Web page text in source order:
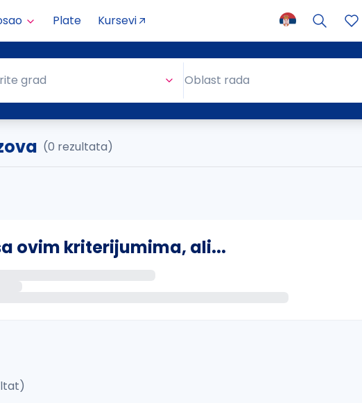
Plate Kursevi
grad Oblast rada
(0 rezultata)
ovim kriterijumima, ali...